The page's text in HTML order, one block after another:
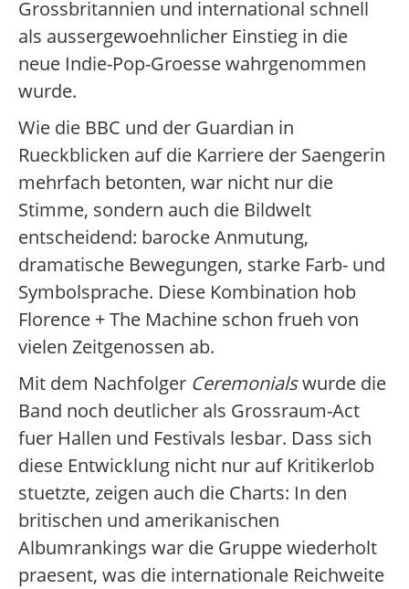
Grossbritannien und international schnell
als aussergewoehnlicher Einstieg in die
neue Indie-Pop-Groesse wahrgenommen
wurde.
Wie die BBC und der Guardian in
Rueckblicken auf die Karriere der Saengerin
mehrfach betonten, war nicht nur die
Stimme, sondern auch die Bildwelt
entscheidend: barocke Anmutung,
dramatische Bewegungen, starke Farb- und
Symbolsprache. Diese Kombination hob
Florence + The Machine schon frueh von
vielen Zeitgenossen ab.
Mit dem Nachfolger Ceremonialswurde die
Band noch deutlicher als Grossraum-Act
fuer Hallen und Festivals lesbar. Dass sich
diese Entwicklung nicht nur auf Kritikerlob
stuetzte, zeigen auch die Charts: In den
britischen und amerikanischen
Albumrankings war die Gruppe wiederholt
praesent, was die internationale Reichweite